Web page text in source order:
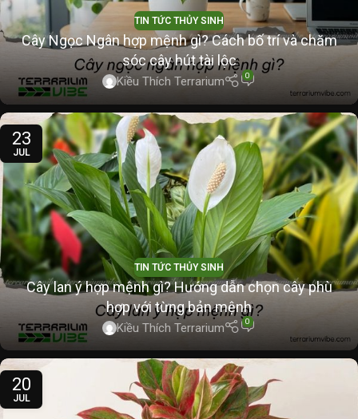
TIN TỨC THỦY SINH
Cây Ngọc Ngân hợp mệnh gì? Cách bố trí và chăm
sóc cây hút tài lộc
Kiều Thích Terrarium 0
23
JUL
TIN TỨC THỦY SINH
Cây lan ý hợp mệnh gì? Hướng dẫn chọn cây phù
hợp với từng bản mệnh
Kiều Thích Terrarium 0
20
JUL